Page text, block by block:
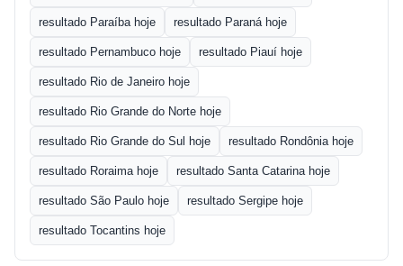
resultado Paraíba hoje resultado Paraná hoje
resultado Pernambuco hoje resultado Piauí hoje
resultado Rio de Janeiro hoje
resultado Rio Grande do Norte hoje
resultado Rio Grande do Sul hoje resultado Rondônia hoje
resultado Roraima hoje resultado Santa Catarina hoje
resultado São Paulo hoje resultado Sergipe hoje
resultado Tocantins hoje